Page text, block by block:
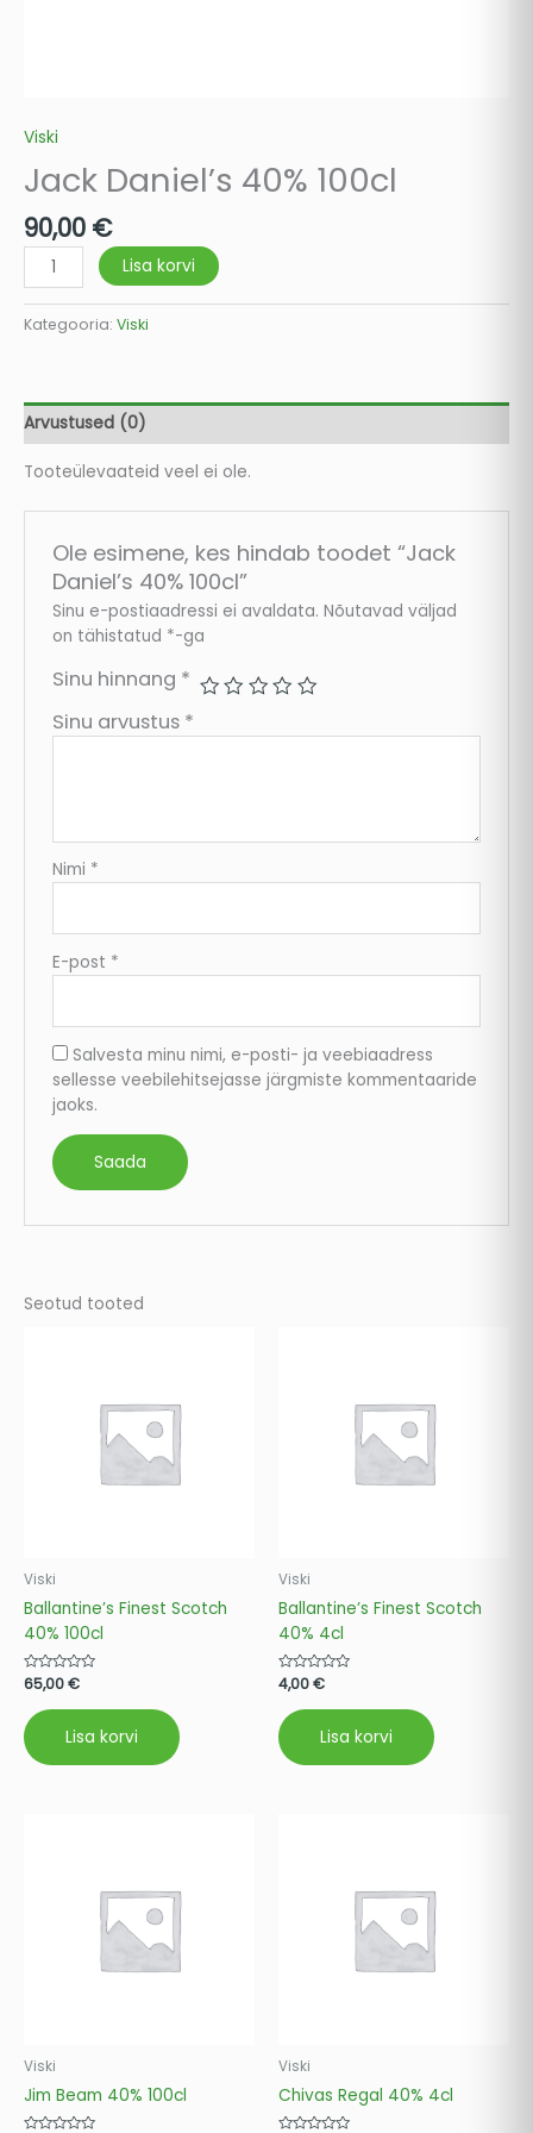
Viski
Jack Daniel’s 40% 100cl
90,00 €
Lisa korvi
Kategooria: Viski
Arvustused (0)
Tooteülevaateid veel ei ole.
Ole esimene, kes hindab toodet “Jack
Daniel’s 40% 100cl”
Sinu e-postiaadressi ei avaldata. Nõutavad väljad
on tähistatud *-ga
Sinu hinnang *
Sinu arvustus *
Nimi *
E-post *
Salvesta minu nimi, e-posti- ja veebiaadress
sellesse veebilehitsejasse järgmiste kommentaaride
jaoks.
Seotud tooted
Viski
Ballantine’s Finest Scotch
40% 100cl
Hinnanguga
5
65,00€
Lisa korvi
Viski
Ballantine’s Finest Scotch
40% 4cl
Hinnanguga
5
4,00€
Lisa korvi
Viski
Jim Beam 40% 100cl
Viski
Chivas Regal 40% 4cl